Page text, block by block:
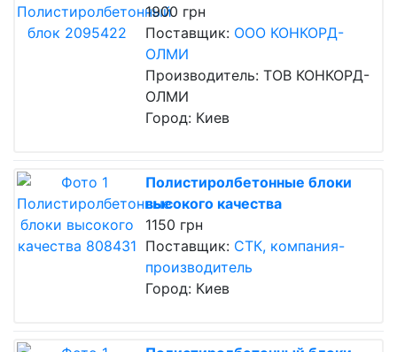
1900 грн
Поставщик: ООО КОНКОРД-
ОЛМИ
Производитель: ТОВ КОНКОРД-
ОЛМИ
Город: Киев
Полистиролбетонные блоки
высокого качества
1150 грн
Поставщик: СТК, компания-
производитель
Город: Киев